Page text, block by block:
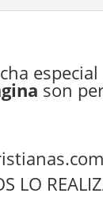
son
LO